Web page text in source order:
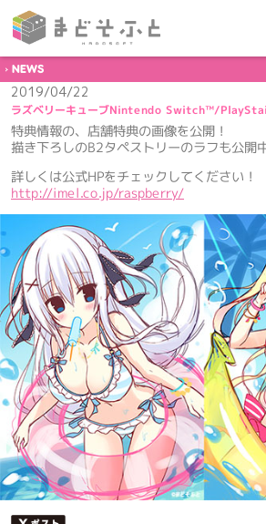
NEWS
2019/04/22
ラズベリーキューブNintendo Switch™/
特典情報の、店舗特典の画像を公開！
描き下ろしのB2タペストリーのラフも公開
詳しくは公式HPをチェックしてください！
http://imel.co.jp/raspberry/